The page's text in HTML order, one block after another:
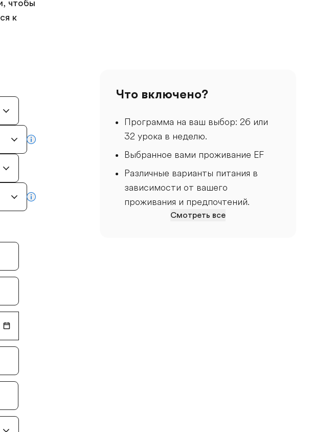
чтобы
к
more info
more info
Что включено?
Программа на ваш выбор: 26 или
32 урока в неделю.
Выбранное вами проживание EF
Различные варианты питания в
зависимости от вашего
проживания и предпочтений.
Смотреть все